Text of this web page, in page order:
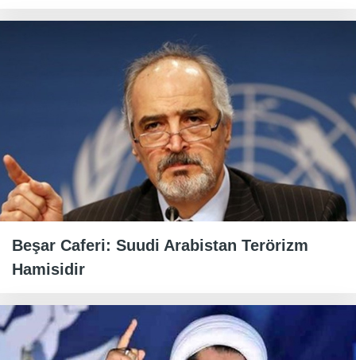
Beşar Caferi: Suudi Arabistan Terörizm
Hamisidir